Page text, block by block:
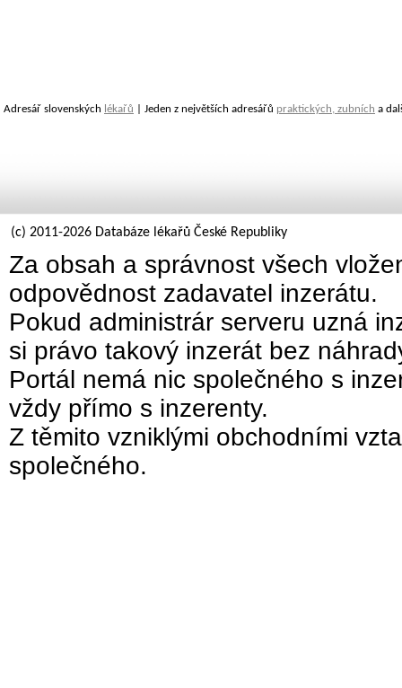
Adresář slovenských lékařů | Jeden z největších adresářů praktických, zubních a
(c) 2011-2026 Databáze lékařů České Republiky
Za obsah a správnost všech
odpovědnost zadavatel inzerátu.
Pokud administrár serveru uzná
si právo takový inzerát bez
Portál nemá nic společného s
vždy přímo s inzerenty.
Z těmito vzniklými obchodními
společného.